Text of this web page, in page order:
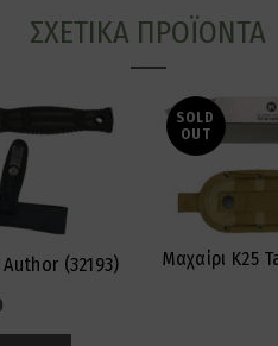
ΣΧΕΤΙΚΆ ΠΡΟΪΌΝΤΑ
(32193)
SOLD
OUT
Μαχαίρι K25